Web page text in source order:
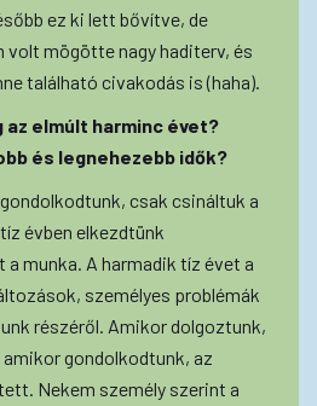
ez ki lett bővítve, de
volt mögötte nagy haditerv, és
található civakodás is (haha).
elmúlt harminc évet?
és legnehezebb idők?
csak csináltuk a
évben elkezdtünk
munka. A harmadik tíz évet a
személyes problémák
részéről. Amikor dolgoztunk,
gondolkodtunk, az
Nekem személy szerint a